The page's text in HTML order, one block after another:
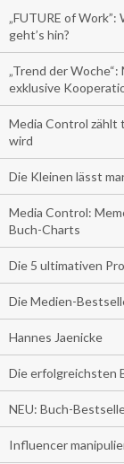
„FUTURE of
geht’s hin?
„Trend der
exklusive
Media Control zählt
wird
Die Kleinen lässt
Media Control:
Buch-Charts
Die 5 ultimativen
Die Medien-
Hannes Jaenicke
Die erfolgreichsten
NEU: Buch-
Influencer